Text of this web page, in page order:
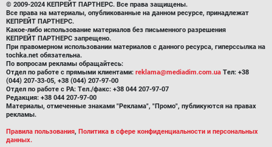
© 2009-2024 КЕПРЕЙТ ПАРТНЕРС. Все права защищены.
Все права на материалы, опубликованные на данном ресурсе, принадлежат
КЕПРЕЙТ ПАРТНЕРС.
Какое-либо использование материалов без письменного разрешения
КЕПРЕЙТ ПАРТНЕРС запрещено.
При правомерном использовании материалов с данного ресурса, гиперссылка на
tochka.net обязательна.
По вопросам рекламы обращайтесь:
Отдел по работе с прямыми клиентами: reklama@mediadim.com.ua Тел: +38
(044) 207-33-05, +38 (044) 207-97-00
Отдел по работе с РА: Тел./факс: +38 044 207-97-07
Редакция: +38 044 207-97-00
Материалы, отмеченные знаками "Реклама", "Промо", публикуются на правах
рекламы.
Правила пользования, Политика в сфере конфиденциальности и персональных
данных.